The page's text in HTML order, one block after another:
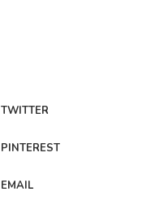
TWITTER
PINTEREST
EMAIL